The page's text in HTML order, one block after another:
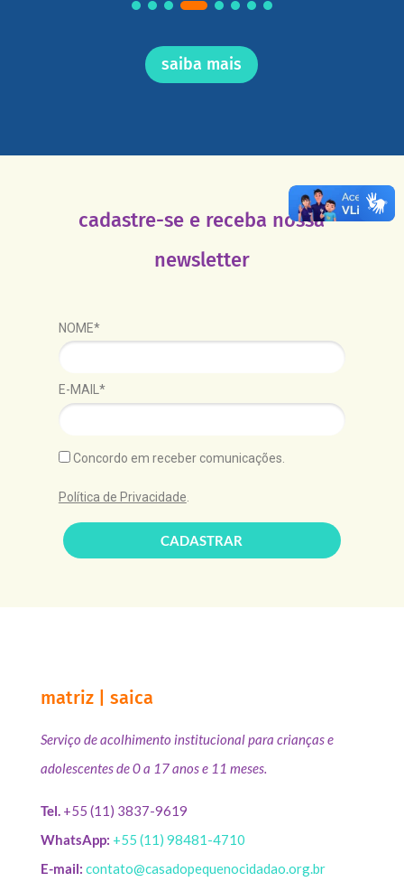
saiba mais
cadastre-se e receba nossa
newsletter
NOME*
E-MAIL*
Concordo em receber comunicações.
Política de Privacidade
CADASTRAR
matriz | saica
Serviço de acolhimento institucional para crianças e
adolescentes de 0 a 17 anos e 11 meses.
Tel.+55 (11) 3837-9619
WhatsApp: +55 (11) 98481-4710
E-mail: contato@casadopequenocidadao.org.br